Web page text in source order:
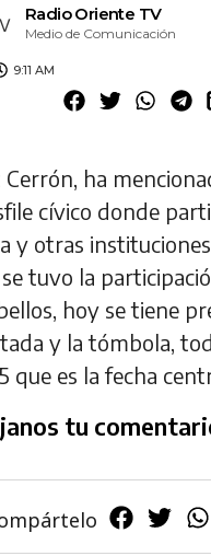
Radio Oriente TV
Medio de Comunicación
9:11 AM
ha
cívico donde
y otras
tuvo la
hoy se tiene
y la tómbola,
es la fecha
tu